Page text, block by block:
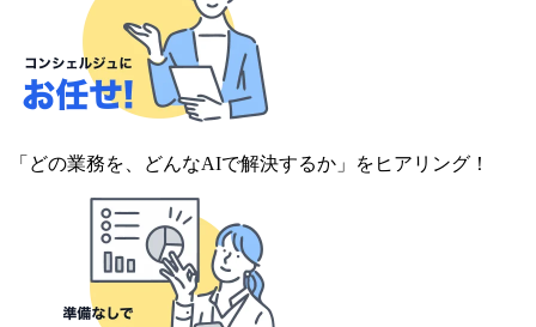
「どの業務を、どんなAIで解決するか」をヒアリング！